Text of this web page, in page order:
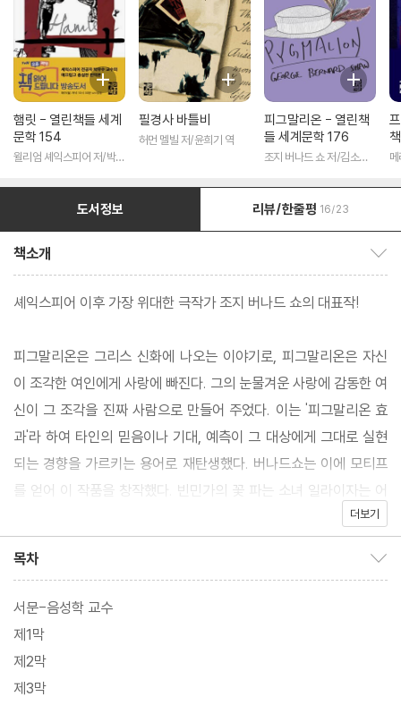
햄릿 - 열린책들 세계
문학 154
윌리엄 셰익스피어 저/박우
필경사 바틀비
허먼 멜빌 저/윤희기 역
피그말리온 - 열린책
들 세계문학 176
조지 버나드 쇼 저/김소임
도서정보 리뷰/한줄평 16/23
책소개
셰익스피어 이후 가장 위대한 극작가 조지 버나드 쇼의 대표작!
피그말리온은 그리스 신화에 나오는 이야기로, 피그말리온은 자신
이 조각한 여인에게 사랑에 빠진다. 그의 눈물겨운 사랑에 감동한 여
신이 그 조각을 진짜 사람으로 만들어 주었다. 이는 '피그말리온 효
과'라 하여 타인의 믿음이나 기대, 예측이 그 대상에게 그대로 실현
되는 경향을 가르키는 용어로 재탄생했다. 버나드쇼는 이에 모티프
를 얻어 이 작품을 창작했다. 빈민가의 꽃 파는 소녀 일라이자는 어
느날 음성학자인 히긴스 교수를 만나게 된다. 일라이자는 그에게 상
과 내기를 해, 히긴스는 그녀를 기품을 갖춘 상류층의 여인으로 만들
기로 한다. 점차 변해가는 그녀를 둘러싼 세상은 변화하기 시작한다.
이 작품은 당시 신분 제도의 허위와 영국 사회의 모순을 직접적으로
비판한 작품이다. 이후 연극, 뮤지컬, 영화로 제작되어 대중들의 꾸
준한 사랑을 받아왔다.
더보기
목차
서문-음성학 교수
제1막
제2막
제3막